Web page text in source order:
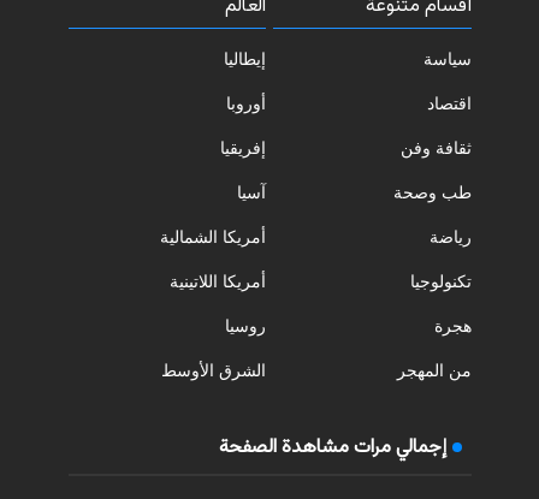
أقسام متنوعة
سياسة
اقتصاد
ثقافة وفن
طب وصحة
رياضة
تكنولوجيا
هجرة
من المهجر
العالم
إيطاليا
أوروبا
إفريقيا
آسيا
أمريكا الشمالية
أمريكا اللاتينية
روسيا
الشرق الأوسط
إجمالي مرات مشاهدة الصفحة